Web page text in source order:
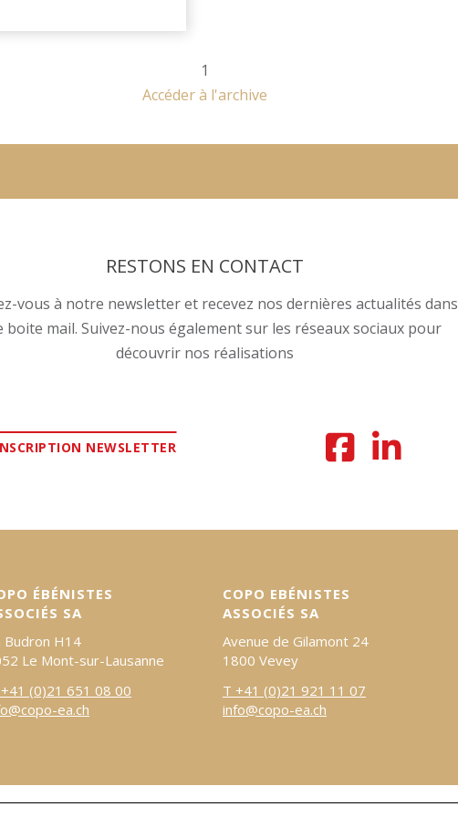
1
Accéder à l'archive
RESTONS EN CONTACT
vous à notre newsletter et recevez nos dernières actualités dans
boite mail. Suivez-nous également sur les réseaux sociaux pour
découvrir nos réalisations
NEWSLETTER
ÉBÉNISTES
SA
Budron H14
Le Mont-sur-Lausanne
(0)21 651 08 00
ea.ch
COPO EBÉNISTES
ASSOCIÉS SA
Avenue de Gilamont 24
1800 Vevey
T +41 (0)21 921 11 07
info@copo-ea.ch